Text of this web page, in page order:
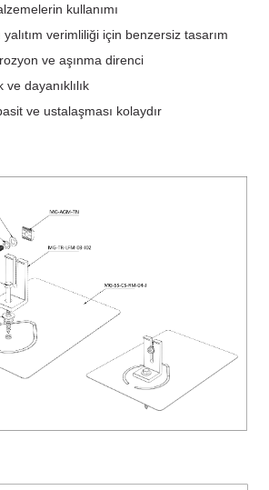
kullanımı
verimliliği için benzersiz tasarım
ve aşınma direnci
ve dayanıklılık
ve ustalaşması kolaydır